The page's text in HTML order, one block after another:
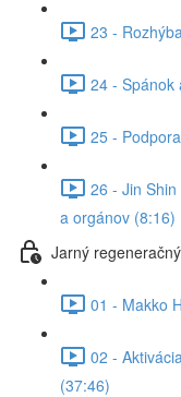
23 -
24 - Spánok
25 -
26 - Jin
a orgánov (8:16)
Jarný
01 - Makko
02 -
(37:46)